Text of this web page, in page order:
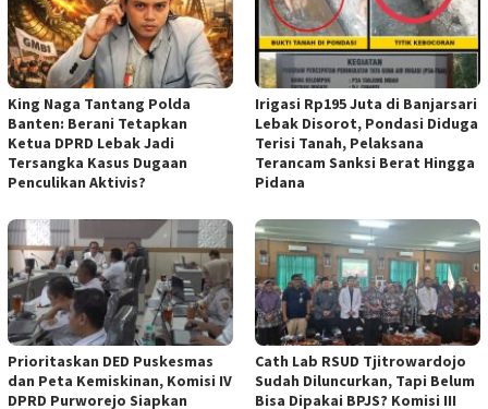
‎King Naga Tantang Polda
Banten: Berani Tetapkan
Ketua DPRD Lebak Jadi
Tersangka Kasus Dugaan
Penculikan Aktivis? ‎
Irigasi Rp195 Juta di Banjarsari
Lebak Disorot, Pondasi Diduga
Terisi Tanah, Pelaksana
Terancam Sanksi Berat Hingga
Pidana
‎Prioritaskan DED Puskesmas
dan Peta Kemiskinan, Komisi IV
DPRD Purworejo Siapkan
‎Cath Lab RSUD Tjitrowardojo
Sudah Diluncurkan, Tapi Belum
Bisa Dipakai BPJS? Komisi III